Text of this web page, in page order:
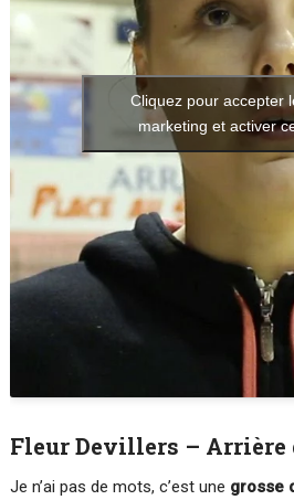
Cliquez pour accepter
marketing et activer
Fleur Devillers – Arrière
Je n’ai pas de mots, c’est une grosse